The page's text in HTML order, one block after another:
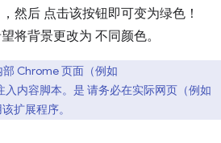
然后 点击该按钮即可变为绿色！
将背景更改为 不同颜色。
部 Chrome 页面（例如
入内容脚本。是 请务必在实际网页（例如
扩展程序。